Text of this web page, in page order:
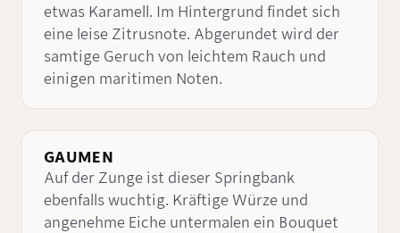
etwas Karamell. Im Hintergrund findet sich
eine leise Zitrusnote. Abgerundet wird der
samtige Geruch von leichtem Rauch und
einigen maritimen Noten.
GAUMEN
Auf der Zunge ist dieser Springbank
ebenfalls wuchtig. Kräftige Würze und
angenehme Eiche untermalen ein Bouquet